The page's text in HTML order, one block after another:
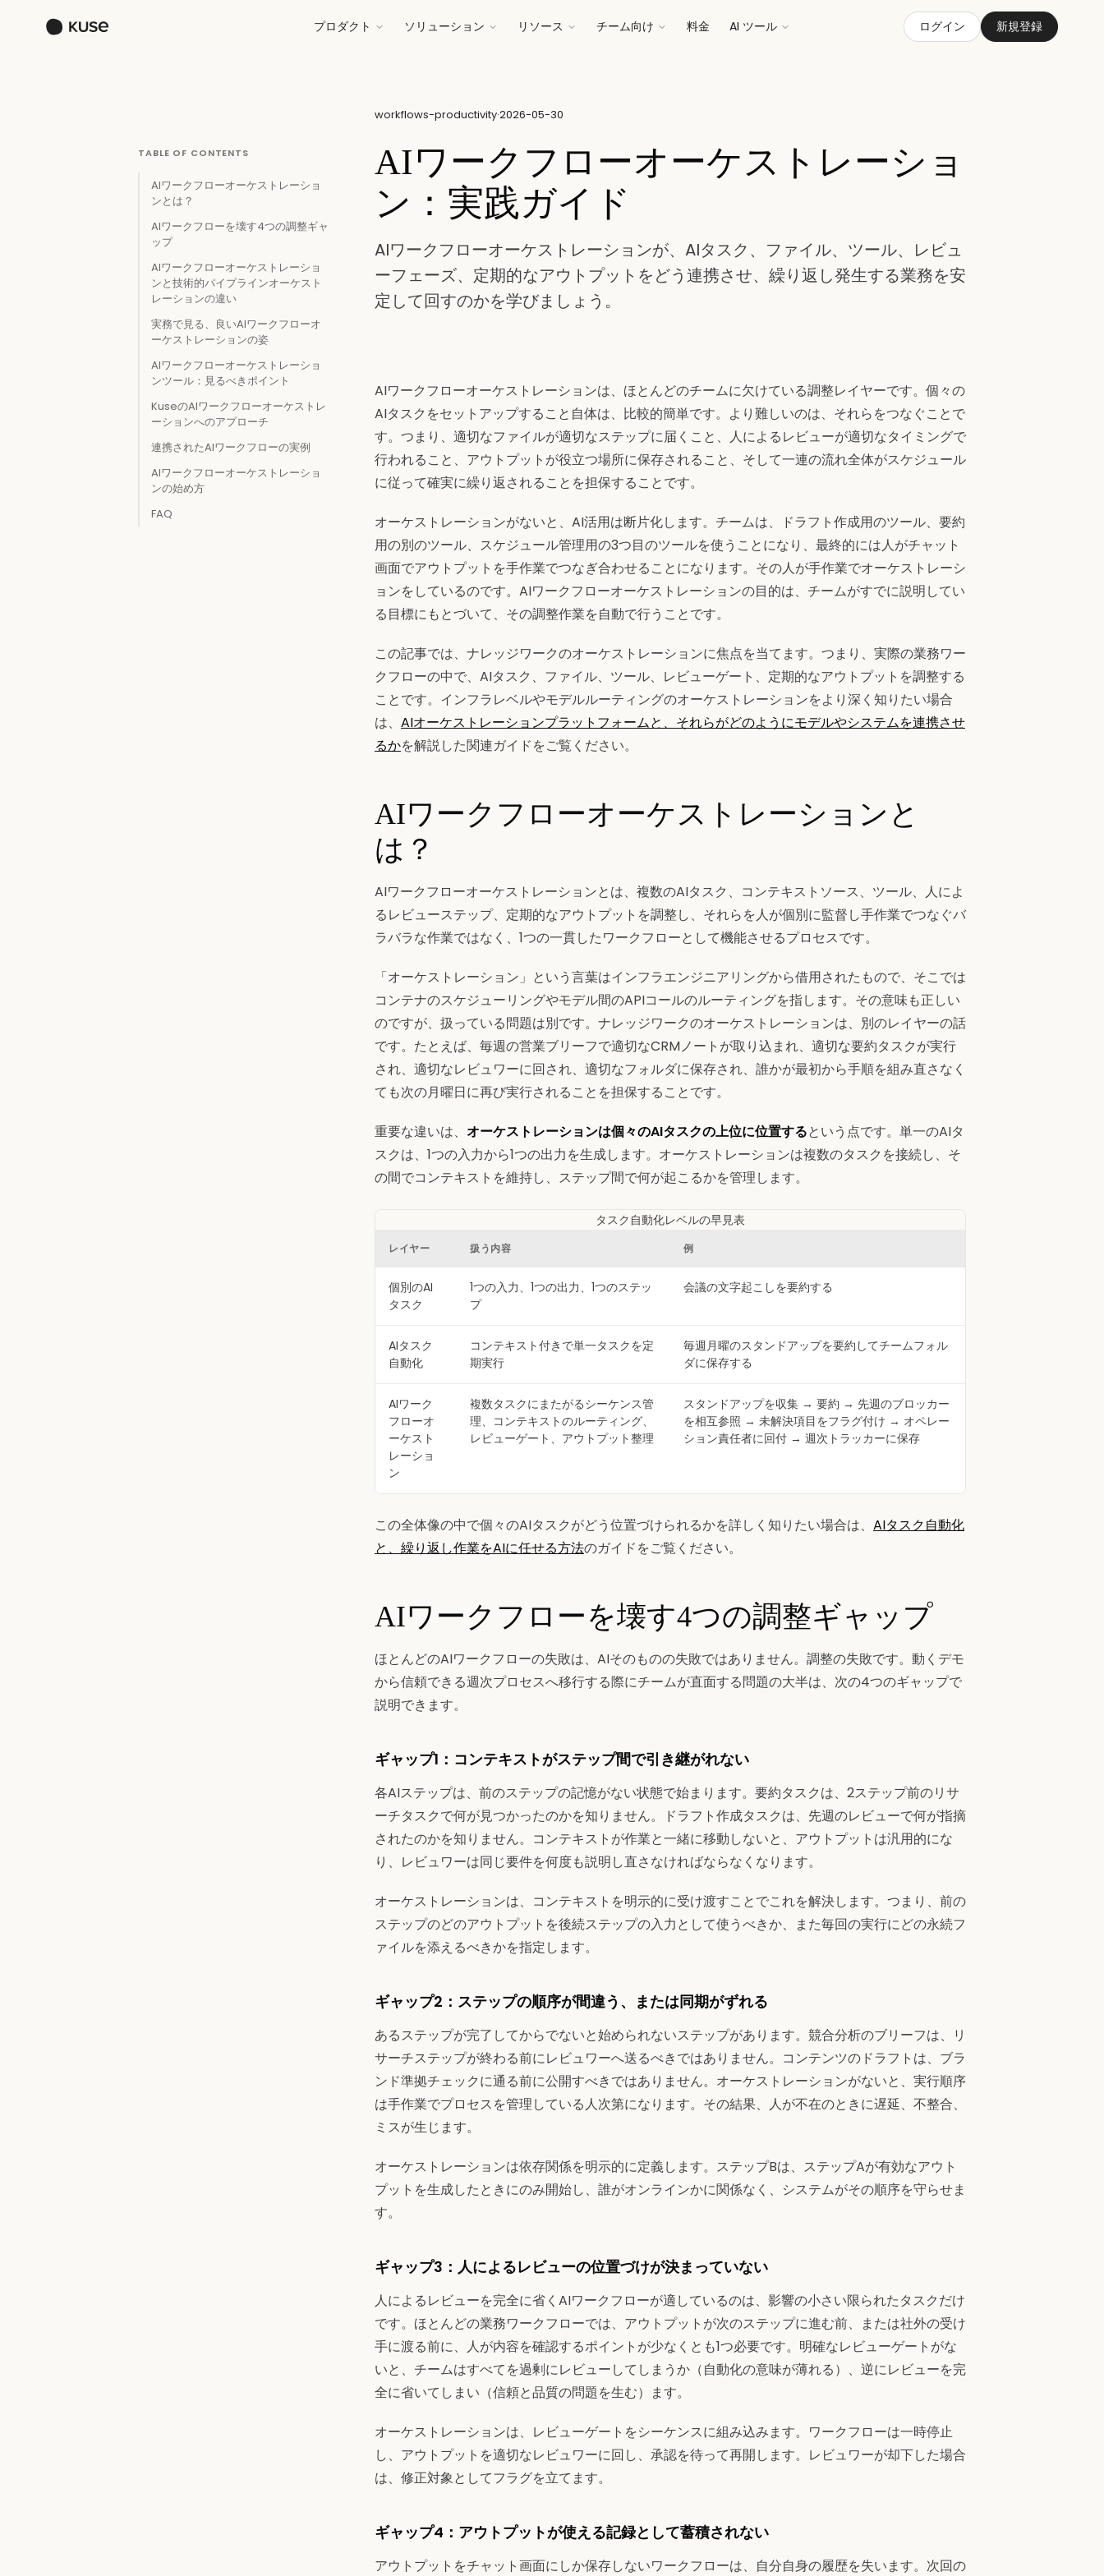
プロダクト ソリューション リソース チーム向け 料金 AI ツール ログイン 新規登録
workflows-productivity·2026-05-30
AIワークフローオーケストレーショ
ン：実践ガイド
AIワークフローオーケストレーションが、AIタスク、ファイル、ツール、レビュ
ーフェーズ、定期的なアウトプットをどう連携させ、繰り返し発生する業務を安
定して回すのかを学びましょう。
TABLE OF CONTENTS
AIワークフローオーケストレーショ
ンとは？
AIワークフローを壊す4つの調整ギャ
ップ
AIワークフローオーケストレーショ
ンと技術的パイプラインオーケスト
レーションの違い
実務で見る、良いAIワークフローオ
ーケストレーションの姿
AIワークフローオーケストレーショ
ンツール：見るべきポイント
KuseのAIワークフローオーケストレ
ーションへのアプローチ
連携されたAIワークフローの実例
AIワークフローオーケストレーショ
ンの始め方
FAQ
AIワークフローオーケストレーションは、ほとんどのチームに欠けている調整レイヤーです。個々の
AIタスクをセットアップすること自体は、比較的簡単です。より難しいのは、それらをつなぐことで
す。つまり、適切なファイルが適切なステップに届くこと、人によるレビューが適切なタイミングで
行われること、アウトプットが役立つ場所に保存されること、そして一連の流れ全体がスケジュール
に従って確実に繰り返されることを担保することです。
オーケストレーションがないと、AI活用は断片化します。チームは、ドラフト作成用のツール、要約
用の別のツール、スケジュール管理用の3つ目のツールを使うことになり、最終的には人がチャット
画面でアウトプットを手作業でつなぎ合わせることになります。その人が手作業でオーケストレーシ
ョンをしているのです。AIワークフローオーケストレーションの目的は、チームがすでに説明してい
る目標にもとづいて、その調整作業を自動で行うことです。
この記事では、ナレッジワークのオーケストレーションに焦点を当てます。つまり、実際の業務ワー
クフローの中で、AIタスク、ファイル、ツール、レビューゲート、定期的なアウトプットを調整する
ことです。インフラレベルやモデルルーティングのオーケストレーションをより深く知りたい場合
は、 AIオーケストレーションプラットフォームと、それらがどのようにモデルやシステムを連携させ
るかを解説した関連ガイドをご覧ください。
AIワークフローオーケストレーションと
は？
AIワークフローオーケストレーションとは、複数のAIタスク、コンテキストソース、ツール、人によ
るレビューステップ、定期的なアウトプットを調整し、それらを人が個別に監督し手作業でつなぐバ
ラバラな作業ではなく、1つの一貫したワークフローとして機能させるプロセスです。
「オーケストレーション」という言葉はインフラエンジニアリングから借用されたもので、そこでは
コンテナのスケジューリングやモデル間のAPIコールのルーティングを指します。その意味も正しい
のですが、扱っている問題は別です。ナレッジワークのオーケストレーションは、別のレイヤーの話
です。たとえば、毎週の営業ブリーフで適切なCRMノートが取り込まれ、適切な要約タスクが実行
され、適切なレビュワーに回され、適切なフォルダに保存され、誰かが最初から手順を組み直さなく
ても次の月曜日に再び実行されることを担保することです。
重要な違いは、 オーケストレーションは個々のAIタスクの上位に位置するという点です。単一のAIタ
スクは、1つの入力から1つの出力を生成します。オーケストレーションは複数のタスクを接続し、そ
の間でコンテキストを維持し、ステップ間で何が起こるかを管理します。
タスク自動化レベルの早見表
レイヤー 扱う内容 例
個別のAI
タスク
1つの入力、1つの出力、1つのステッ
プ
会議の文字起こしを要約する
AIタスク
自動化
コンテキスト付きで単一タスクを定
期実行
毎週月曜のスタンドアップを要約してチームフォル
ダに保存する
AIワーク
フローオ
ーケスト
レーショ
ン
複数タスクにまたがるシーケンス管
理、コンテキストのルーティング、
レビューゲート、アウトプット整理
スタンドアップを収集 → 要約 → 先週のブロッカー
を相互参照 → 未解決項目をフラグ付け → オペレー
ション責任者に回付 → 週次トラッカーに保存
この全体像の中で個々のAIタスクがどう位置づけられるかを詳しく知りたい場合は、 AIタスク自動化
と、繰り返し作業をAIに任せる方法のガイドをご覧ください。
AIワークフローを壊す4つの調整ギャップ
ほとんどのAIワークフローの失敗は、AIそのものの失敗ではありません。調整の失敗です。動くデモ
から信頼できる週次プロセスへ移行する際にチームが直面する問題の大半は、次の4つのギャップで
説明できます。
ギャップ1：コンテキストがステップ間で引き継がれない
各AIステップは、前のステップの記憶がない状態で始まります。要約タスクは、2ステップ前のリサ
ーチタスクで何が見つかったのかを知りません。ドラフト作成タスクは、先週のレビューで何が指摘
されたのかを知りません。コンテキストが作業と一緒に移動しないと、アウトプットは汎用的にな
り、レビュワーは同じ要件を何度も説明し直さなければならなくなります。
オーケストレーションは、コンテキストを明示的に受け渡すことでこれを解決します。つまり、前の
ステップのどのアウトプットを後続ステップの入力として使うべきか、また毎回の実行にどの永続フ
ァイルを添えるべきかを指定します。
ギャップ2：ステップの順序が間違う、または同期がずれる
あるステップが完了してからでないと始められないステップがあります。競合分析のブリーフは、リ
サーチステップが終わる前にレビュワーへ送るべきではありません。コンテンツのドラフトは、ブラ
ンド準拠チェックに通る前に公開すべきではありません。オーケストレーションがないと、実行順序
は手作業でプロセスを管理している人次第になります。その結果、人が不在のときに遅延、不整合、
ミスが生じます。
オーケストレーションは依存関係を明示的に定義します。ステップBは、ステップAが有効なアウト
プットを生成したときにのみ開始し、誰がオンラインかに関係なく、システムがその順序を守らせま
す。
ギャップ3：人によるレビューの位置づけが決まっていない
人によるレビューを完全に省くAIワークフローが適しているのは、影響の小さい限られたタスクだけ
です。ほとんどの業務ワークフローでは、アウトプットが次のステップに進む前、または社外の受け
手に渡る前に、人が内容を確認するポイントが少なくとも1つ必要です。明確なレビューゲートがな
いと、チームはすべてを過剰にレビューしてしまうか（自動化の意味が薄れる）、逆にレビューを完
全に省いてしまい（信頼と品質の問題を生む）ます。
オーケストレーションは、レビューゲートをシーケンスに組み込みます。ワークフローは一時停止
し、アウトプットを適切なレビュワーに回し、承認を待って再開します。レビュワーが却下した場合
は、修正対象としてフラグを立てます。
ギャップ4：アウトプットが使える記録として蓄積されない
アウトプットをチャット画面にしか保存しないワークフローは、自分自身の履歴を失います。次回の